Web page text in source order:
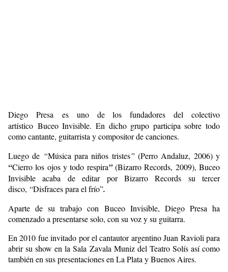
Diego Presa
es uno de los fundadores del colectivo
artístico Buceo Invisible. En dicho grupo participa sobre todo
como cantante, guitarrista y compositor de canciones.
Luego de “Música para niños tristes” (Perro Andaluz, 2006) y
“Cierro los ojos y todo respira”(Bizarro Records, 2009), Buceo
Invisible acaba de editar por Bizarro Records su tercer
disco, “Disfraces para el frío”.
Aparte de su trabajo con Buceo Invisible, Diego Presa ha
comenzado a presentarse solo, con su voz y su guitarra.
En 2010 fue invitado por el cantautor argentino Juan Ravioli para
abrir su show en la Sala Zavala Muniz del Teatro Solís así como
también en sus presentaciones en La Plata y Buenos Aires.